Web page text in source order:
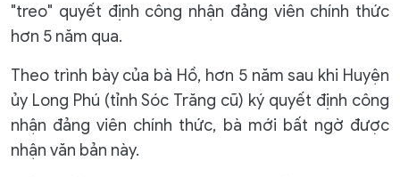
"treo" quyết định công nhận đảng viên chính thức
hơn 5 năm qua.
Theo trình bày của bà Hồ, hơn 5 năm sau khi Huyện
ủy Long Phú (tỉnh Sóc Trăng cũ) ký quyết định công
nhận đảng viên chính thức, bà mới bất ngờ được
nhận văn bản này.